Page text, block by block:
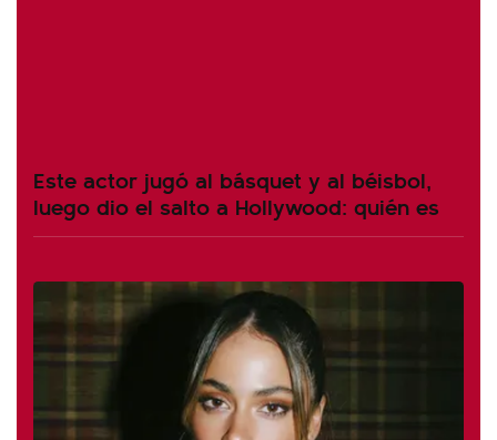
Este actor jugó al básquet y al béisbol,
luego dio el salto a Hollywood: quién es